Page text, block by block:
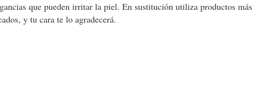
que pueden irritar la piel. En sustitución utiliza productos más
y tu cara te lo agradecerá.